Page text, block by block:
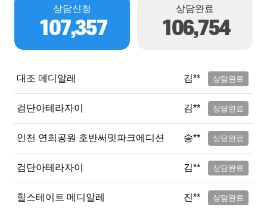
상담신청
107,357
상담완료
106,754
대조 메디알레 김** 상담완료
검단아테라자이 김** 상담완료
인천 연희공원 호반써밋파크에디션 송** 상담완료
검단아테라자이 김** 상담완료
힐스테이트 메디알레 진** 상담완료